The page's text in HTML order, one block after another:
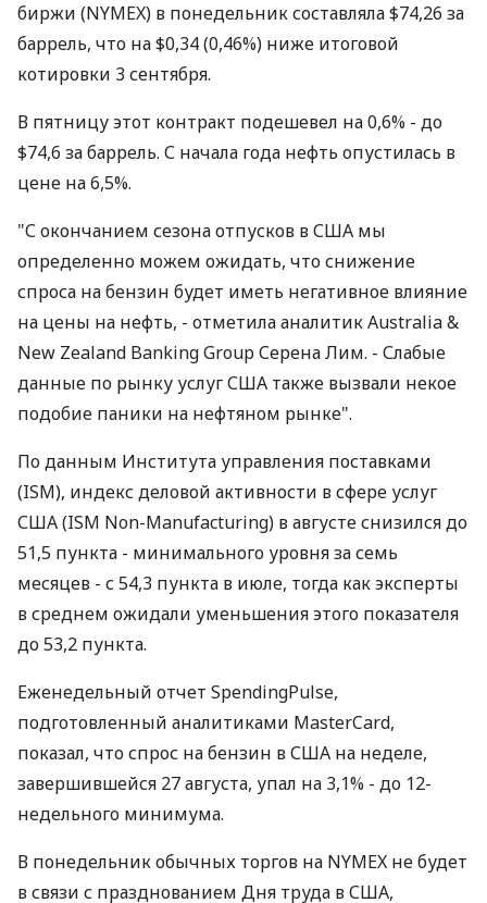
биржи (NYMEX) в понедельник составляла $74,26 за
баррель, что на $0,34 (0,46%) ниже итоговой
котировки 3 сентября.
В пятницу этот контракт подешевел на 0,6% - до
$74,6 за баррель. С начала года нефть опустилась в
цене на 6,5%.
"С окончанием сезона отпусков в США мы
определенно можем ожидать, что снижение
спроса на бензин будет иметь негативное влияние
на цены на нефть, - отметила аналитик Australia &
New Zealand Banking Group Серена Лим. - Слабые
данные по рынку услуг США также вызвали некое
подобие паники на нефтяном рынке".
По данным Института управления поставками
(ISM), индекс деловой активности в сфере услуг
США (ISM Non-Manufacturing) в августе снизился до
51,5 пункта - минимального уровня за семь
месяцев - с 54,3 пункта в июле, тогда как эксперты
в среднем ожидали уменьшения этого показателя
до 53,2 пункта.
Еженедельный отчет SpendingPulse,
подготовленный аналитиками MasterCard,
показал, что спрос на бензин в США на неделе,
завершившейся 27 августа, упал на 3,1% - до 12-
недельного минимума.
В понедельник обычных торгов на NYMEX не будет
в связи с празднованием Дня труда в США,